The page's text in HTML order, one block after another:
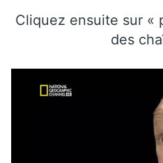
Cliquez ensuite sur «
des